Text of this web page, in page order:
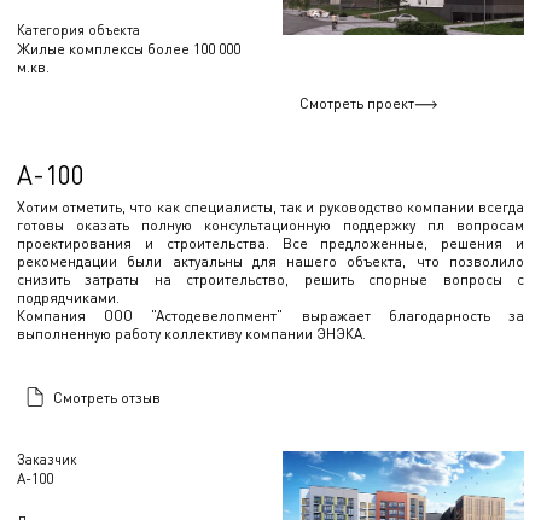
Категория объекта
Жилые комплексы более 100 000
м.кв.
Смотреть проект
Заказчик
А-100
А-100
Хотим отметить, что как специалисты, так и руководство компании всегда
готовы оказать полную консультационную поддержку пл вопросам
проектирования и строительства. Все предложенные, решения и
рекомендации были актуальны для нашего объекта, что позволило
снизить затраты на строительство, решить спорные вопросы с
подрядчиками.
Компания ООО "Астодевелопмент" выражает благодарность за
выполненную работу коллективу компании ЭНЭКА.
Смотреть отзыв